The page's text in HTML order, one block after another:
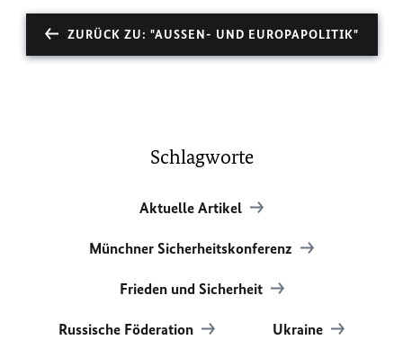
ZURÜCK ZU: "AUSSEN- UND EUROPAPOLITIK"
Schlagworte
Aktuelle Artikel
Münchner Sicherheitskonferenz
Frieden und Sicherheit
Russische Föderation Ukraine